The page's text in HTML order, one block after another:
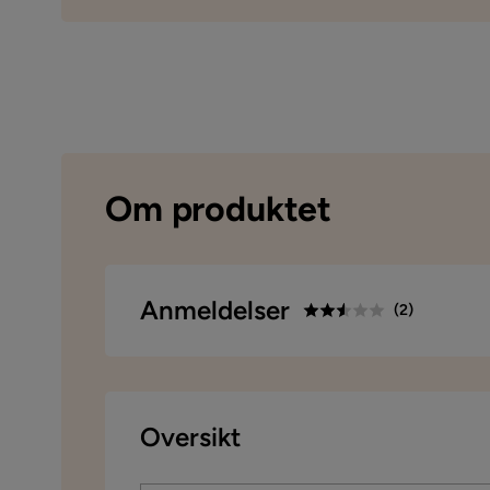
Om produktet
Anmeldelser (2)
basert på 2 anmeldelser
Oversikt